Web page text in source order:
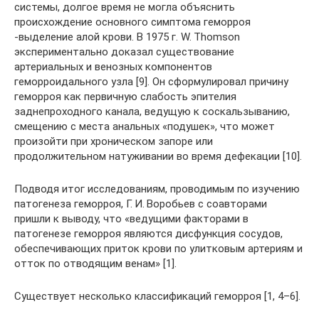
системы, долгое время не могла объяснить
происхождение основного симптома геморроя
-выделение алой крови. В 1975 г. W. Thomson
экспериментально доказал существование
артериальных и венозных компонентов
геморроидального узла [9]. Он сформулировал причину
геморроя как первичную слабость эпителия
заднепроходного канала, ведущую к соскальзыванию,
смещению с места анальных «подушек», что может
произойти при хроническом запоре или
продолжительном натуживании во время дефекации [10].
Подводя итог исследованиям, проводимым по изучению
патогенеза геморроя, Г. И. Воробьев с соавторами
пришли к выводу, что «ведущими факторами в
патогенезе геморроя являются дисфункция сосудов,
обеспечивающих приток крови по улитковым артериям и
отток по отводящим венам» [1].
Существует несколько классификаций геморроя [1, 4–6].